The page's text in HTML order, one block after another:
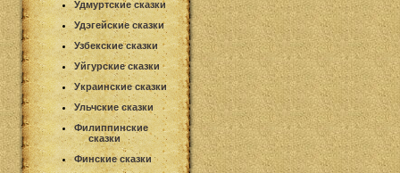
Удмуртские сказки
Удэгейские сказки
Узбекские сказки
Уйгурские сказки
Украинские сказки
Ульчские сказки
Филиппинские
сказки
Финские сказки